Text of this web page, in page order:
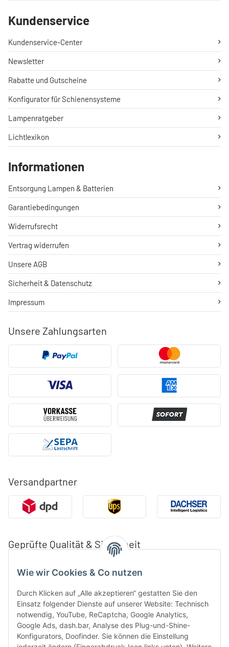
Wie wir Cookies & Co nutzen
Durch Klicken auf „Alle akzeptieren“ gestatten Sie den
Einsatz folgender Dienste auf unserer Website: Technisch
notwendig, YouTube, ReCaptcha, Google Analytics,
Google Ads, dash.bar, Analyse des Plug-und-Shine-
Konfigurators, Doofinder. Sie können die Einstellung
Unsere Zahlungsarten
Versandpartner
Geprüfte Qualität & Sicherheit
Kundenservice
Kundenservice-Center
Newsletter
Rabatte und Gutscheine
Konfigurator für Schienensysteme
Lampenratgeber
Lichtlexikon
Informationen
Entsorgung Lampen & Batterien
Garantiebedingungen
Widerrufsrecht
Vertrag widerrufen
Unsere AGB
Sicherheit & Datenschutz
Impressum